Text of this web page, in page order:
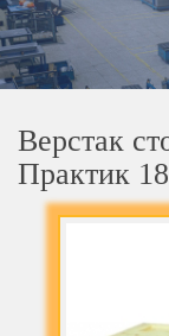
Верстак
Практик